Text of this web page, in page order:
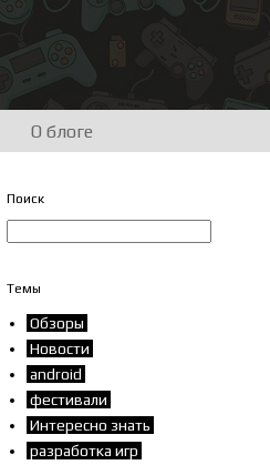
О блоге
Поиск
Темы
Обзоры
Новости
android
фестивали
Интересно знать
разработка игр